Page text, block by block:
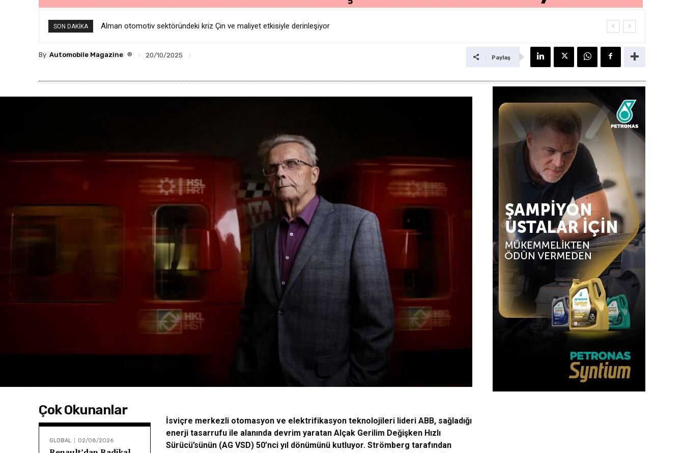
SON DAKIKA Alman otomotiv sektöründeki kriz Çin ve maliyet etkisiyle derinleşiyor
By Automobile Magazine ® 20/10/2025 Paylaş
Çok Okunanlar
GLOBAL 02/08/2026
İsviçre merkezli otomasyon ve elektrifikasyon teknolojileri lideri ABB, sağladığı
enerji tasarrufu ile alanında devrim yaratan Alçak Gerilim Değişken Hızlı
Sürücü’sünün (AG VSD) 50’nci yıl dönümünü kutluyor. Strömberg tarafından